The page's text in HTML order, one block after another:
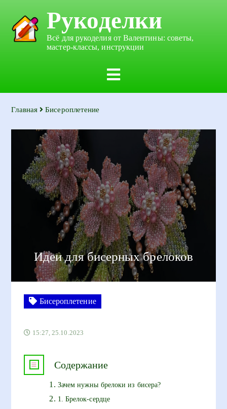
Рукоделки
Всё для рукоделия от Валентины: советы,
мастер-классы, инструкции
Главная Бисероплетение
Идеи для бисерных брелоков
Бисероплетение
15:27, 25.10.2023
Содержание
Зачем нужны брелоки из бисера?
1. Брелок-сердце